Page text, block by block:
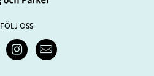
FÖLJ OSS